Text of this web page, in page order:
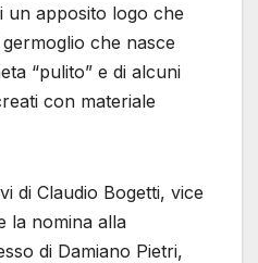
un apposito logo che
che nasce
“pulito” e di alcuni
con materiale
di Claudio Bogetti, vice
la nomina alla
di Damiano Pietri,